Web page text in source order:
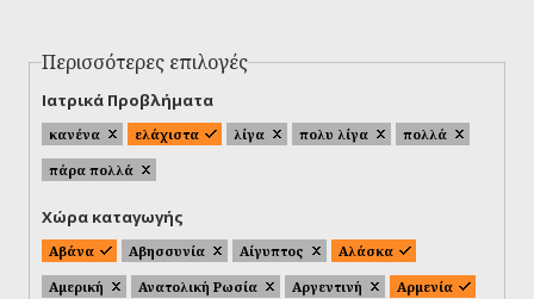
Περισσότερες επιλογές
Ιατρικά Προβλήματα
κανένα ελάχιστα λίγα πολυ λίγα
πολλά
πάρα πολλά
Χώρα καταγωγής
Αβάνα Αβησσυνία Αίγυπτος
Αλάσκα
Αμερική
Ανατολική Ρωσία Αργεντινή
Αρμενία